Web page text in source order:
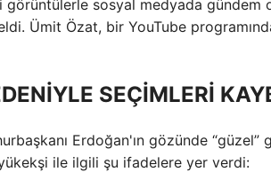
sosyal medyada gündem
Ümit Özat, bir YouTube
SEÇİMLERİ
Erdoğan'ın gözünde “güzel”
ile ilgili şu ifadelere yer verdi: